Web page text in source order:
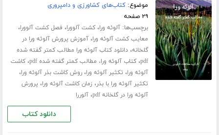
موضوع:کتاب‌های کشاورزی و دامپروری
۲۹ صفحه
برچسب‌ها:آلوئه ورا،کشت آلوورا، فصل کشت آلوورا،
معایب کشت آلوئه ورا،آموزش پرورش آلوئه ورا در
گلخانه،دانلود کتاب آلوئه ورا مطالب کمتر گفته شده
pdf،کتاب آلوئه ورا، مطالب کمتر گفته شده pdf ،کاشت
آلوئه ورا، تکثیر آلوئه ورا،روش کاشت بذر آلوئه ورا،
تکثیر آلوئه ورا با بذر، زمان کاشت آلوئه ورا، پرورش
آلوئه ورا در گلخانه pdf
،آلوررا
دانلود کتاب